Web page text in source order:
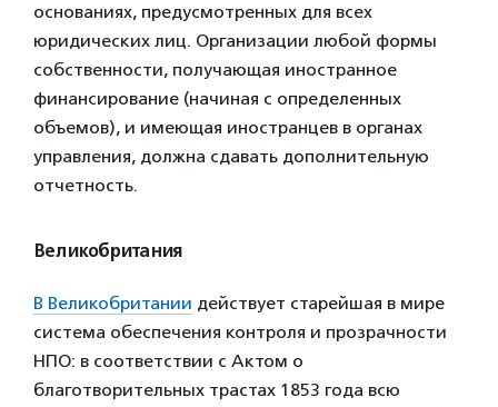
основаниях, предусмотренных для всех
юридических лиц. Организации любой формы
собственности, получающая иностранное
финансирование (начиная с определенных
объемов), и имеющая иностранцев в органах
управления, должна сдавать дополнительную
отчетность.
Великобритания
В Великобритании действует старейшая в мире
система обеспечения контроля и прозрачности
НПО: в соответствии с Актом о
благотворительных трастах 1853 года всю